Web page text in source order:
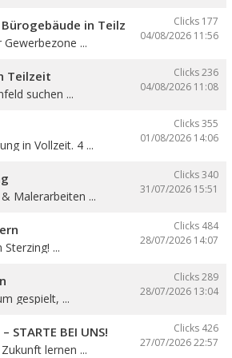
Clicks 177
04/08/2026 11:56
in Teilzeit
...
Clicks 236
04/08/2026 11:08
Teilzeit
suchen ...
Clicks 355
01/08/2026 14:06
in Vollzeit. 4 ...
Clicks 340
31/07/2026 15:51
Malerarbeiten ...
Clicks 484
28/07/2026 14:07
...
Clicks 289
28/07/2026 13:04
gespielt, ...
Clicks 426
27/07/202622:57
STARTE BEI UNS!
lernen ...